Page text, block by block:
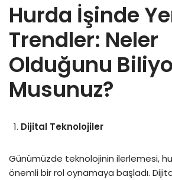
Hurda İşinde
Trendler: Neler
Olduğunu
Musunuz?
Dijital Teknolojiler
Günümüzde teknolojinin ilerlemesi,
önemli bir rol oynamaya başladı.